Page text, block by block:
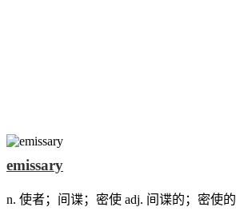
emissary
n. 使者；间谍；密使 adj. 间谍的；密使的